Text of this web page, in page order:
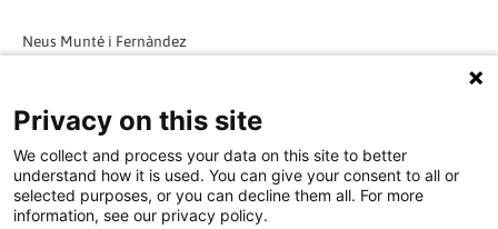
Neus Munté i Fernàndez
Percentatges per determinar la quantitat mínima garantida per a
despeses personals en les prestacions de servei no gratuïtes
Privacy on this site
We collect and process your data on this site to better
understand how it is used. You can give your consent to all or
selected purposes, or you can decline them all. For more
information, see our privacy policy.